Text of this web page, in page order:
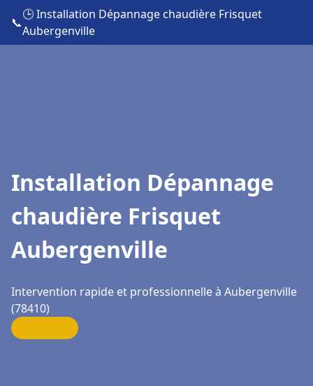
📞
🕒 Installation Dépannage chaudière Frisquet
Aubergenville
Installation Dépannage
chaudière Frisquet
Aubergenville
Intervention rapide et professionnelle à Aubergenville
(78410)